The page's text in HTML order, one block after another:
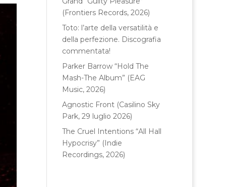
(Frontiers Records, 2026)
Toto: l’arte della versatilità e
della perfezione. Discografia
commentata!
Parker Barrow “Hold The
Mash-The Album” (EAG
Music, 2026)
Agnostic Front (Casilino Sky
Park, 29 luglio 2026)
The Cruel Intentions “All Hall
Hypocrisy” (Indie
Recordings, 2026)